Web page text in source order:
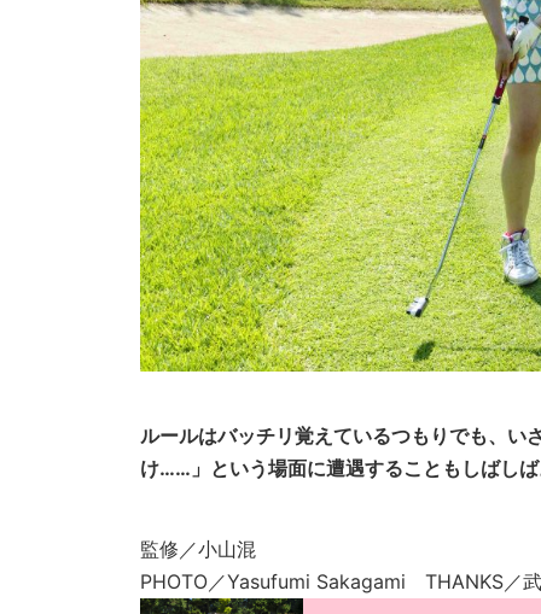
ルールはバッチリ覚えているつもりでも、い
け……」という場面に遭遇することもしばし
監修／小山混
PHOTO／Yasufumi Sakagami THANKS／